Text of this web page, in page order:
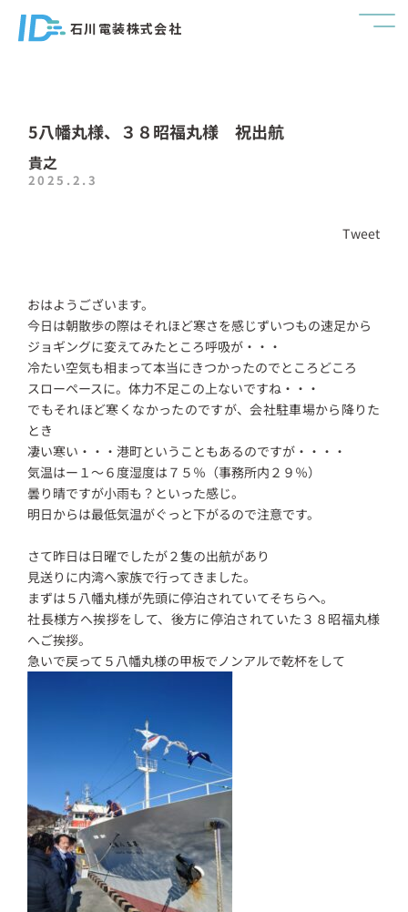
石川電装株式会社
5八幡丸様、３８昭福丸様 祝出航
貴之
2025.2.3
Tweet
おはようございます。
今日は朝散歩の際はそれほど寒さを感じずいつもの速足から
ジョギングに変えてみたところ呼吸が・・・
冷たい空気も相まって本当にきつかったのでところどころ
スローペースに。体力不足この上ないですね・・・
でもそれほど寒くなかったのですが、会社駐車場から降りた
とき
凄い寒い・・・港町ということもあるのですが・・・・
気温はー１～６度湿度は７５％（事務所内２９％）
曇り晴ですが小雨も？といった感じ。
明日からは最低気温がぐっと下がるので注意です。
さて昨日は日曜でしたが２隻の出航があり
見送りに内湾へ家族で行ってきました。
まずは５八幡丸様が先頭に停泊されていてそちらへ。
社長様方へ挨拶をして、後方に停泊されていた３８昭福丸様
へご挨拶。
急いで戻って５八幡丸様の甲板でノンアルで乾杯をして